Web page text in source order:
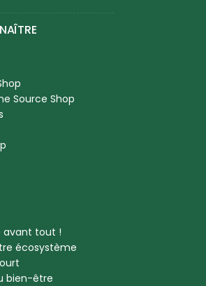
Source Shop
avant tout !
écosystème
bien-être